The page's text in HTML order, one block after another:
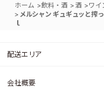
ホーム >飲料・酒 > 酒 >ワイ
> メルシャン ギュギュッと搾
ｌ
配送エリア
会社概要